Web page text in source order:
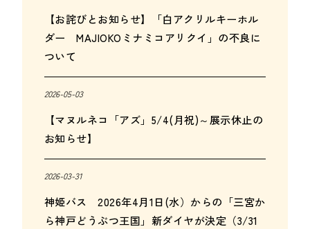
【お詫びとお知らせ】「白アクリルキーホル
ダー MAJIOKOミナミコアリクイ」の不良に
ついて
2026-05-03
【マヌルネコ「アズ」5/4(月祝)～展示休止の
お知らせ】
2026-03-31
神姫バス 2026年4月1日(水）からの「三宮か
ら神戸どうぶつ王国」新ダイヤが決定（3/31